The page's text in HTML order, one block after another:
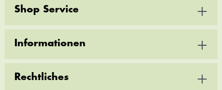
Shop Service
Informationen
Rechtliches